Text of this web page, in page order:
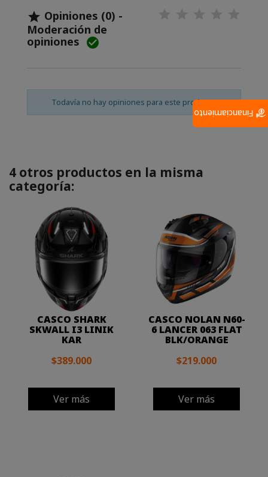
 Opiniones (0) -
Moderación de
opiniones 
Todavía no hay opiniones para este producto.
4 otros productos en la misma
categoría:
CASCO SHARK
SKWALL I3 LINIK
KAR
$389.000
Ver más
CASCO NOLAN N60-
6 LANCER 063 FLAT
BLK/ORANGE
$219.000
Ver más
Financiamiento